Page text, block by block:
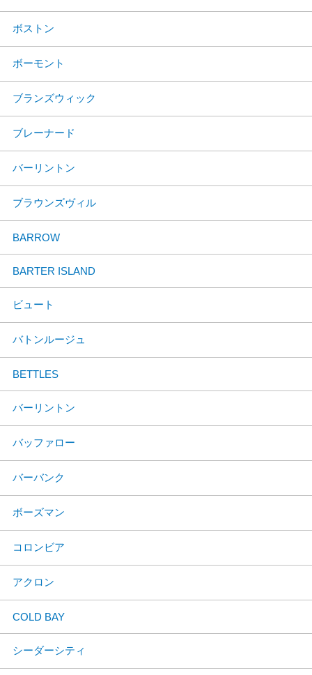
ボストン
ボーモント
ブランズウィック
ブレーナード
バーリントン
ブラウンズヴィル
BARROW
BARTER ISLAND
ビュート
バトンルージュ
BETTLES
バーリントン
バッファロー
バーバンク
ボーズマン
コロンビア
アクロン
COLD BAY
シーダーシティ